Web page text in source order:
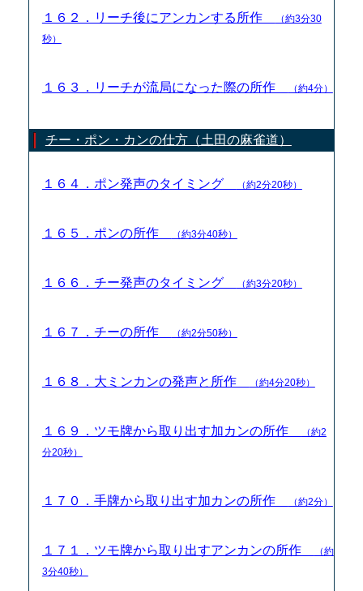
１６２．リーチ後にアンカンする所作
（約3分30
秒）
１６３．リーチが流局になった際の所作 （約4分）
チー・ポン・カンの仕方（土田の麻雀道）
１６４．ポン発声のタイミング （約2分20秒）
１６５．ポンの所作 （約3分40秒）
１６６．チー発声のタイミング （約3分20秒）
１６７．チーの所作 （約2分50秒）
１６８．大ミンカンの発声と所作 （約4分20秒）
１６９．ツモ牌から取り出す加カンの所作
（約2
分20秒）
１７０．手牌から取り出す加カンの所作 （約2分）
１７１．ツモ牌から取り出すアンカンの所作
（約
3分40秒）